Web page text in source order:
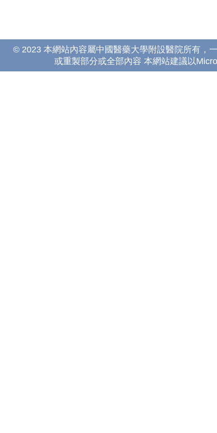
© 2023 本網站內容屬中國醫藥大學附設醫院所有，
或重製部分或全部內容 本網站建議以